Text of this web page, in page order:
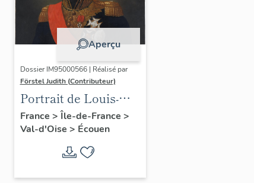
Aperçu
Dossier IM95000566 | Réalisé par
Förstel Judith (Contributeur)
Portrait de Louis-
Philippe
France > Île-de-France >
Val-d'Oise > Écouen